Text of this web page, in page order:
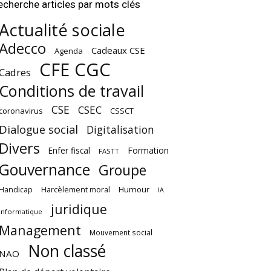
articles par mots clés
sociale
Agenda Cadeaux CSE
CFE CGC
de travail
CSE CSEC CSSCT
social Digitalisation
Enfer fiscal FASTT Formation
Groupe
Harcèlement moral Humour IA
juridique
Mouvement social
Non classé